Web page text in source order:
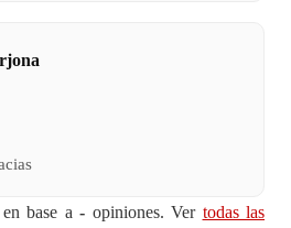
base a - opiniones. Ver todas las